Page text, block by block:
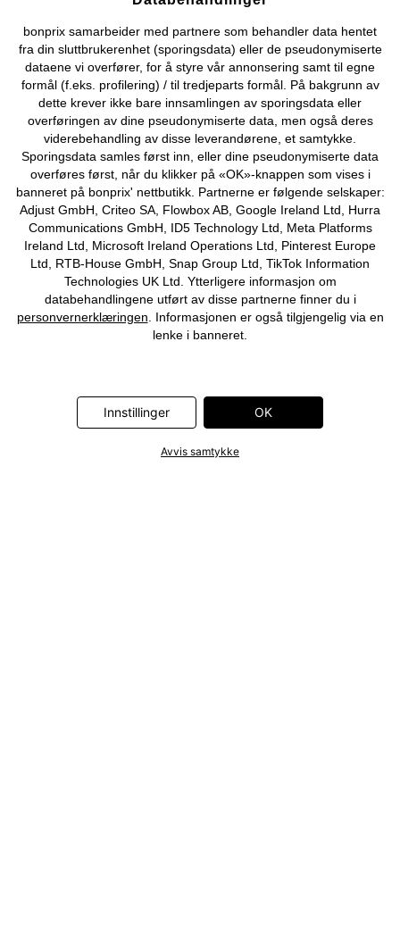
Cookie-innstillinger
Om Oss Angre kjøp
© 2026 bonprix.
bonprix samarbeider med partnere som behandler data hentet
fra din sluttbrukerenhet (sporingsdata) eller de pseudonymiserte
dataene vi overfører, for å styre vår annonsering samt til egne
formål (f.eks. profilering) / til tredjeparts formål. På bakgrunn av
dette krever ikke bare innsamlingen av sporingsdata eller
overføringen av dine pseudonymiserte data, men også deres
viderebehandling av disse leverandørene, et samtykke.
Sporingsdata samles først inn, eller dine pseudonymiserte data
overføres først, når du klikker på «OK»-knappen som vises i
banneret på bonprix' nettbutikk. Partnerne er følgende selskaper:
Adjust GmbH, Criteo SA, Flowbox AB, Google Ireland Ltd, Hurra
Communications GmbH, ID5 Technology Ltd, Meta Platforms
Ireland Ltd, Microsoft Ireland Operations Ltd, Pinterest Europe
Ltd, RTB-House GmbH, Snap Group Ltd, TikTok Information
Technologies UK Ltd. Ytterligere informasjon om
databehandlingene utført av disse partnerne finner du i
personvernerklæringen . Informasjonen er også tilgjengelig via en
lenke i banneret.
Innstillinger OK
Avvis samtykke